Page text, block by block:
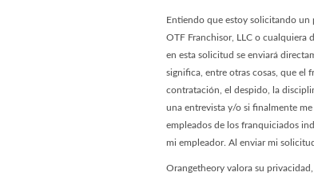
Entiendo que estoy solicitando
OTF Franchisor, LLC o
en esta solicitud se enviará
significa, entre otras cosas, que el
contratación, el despido, la
una entrevista y/o si finalmente
empleados de los franquiciados
mi empleador. Al enviar mi
Orangetheory valora su